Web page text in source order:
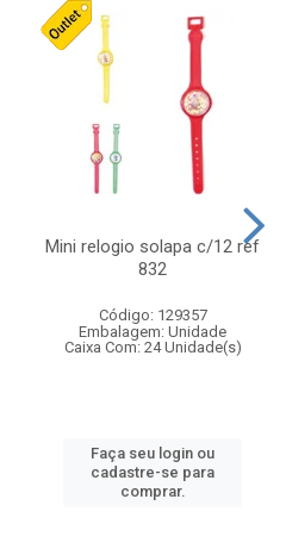
Mini relogio solapa c/12 ref
832
Código: 129357
Embalagem: Unidade
Caixa Com: 24 Unidade(s)
Faça seu login ou
cadastre-se para
comprar.